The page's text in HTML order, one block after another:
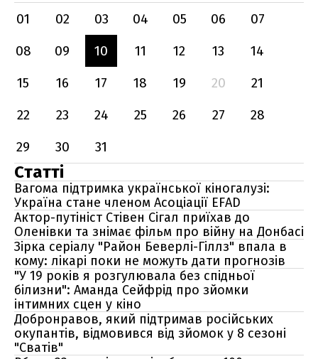
01
02 03 04 05 06
07
08
09 10 11 12 13
14
15
16 17 18 19 20
21
22
23 24 25 26 27
28
29
30 31
Статті
Вагома підтримка української кіногалузі:
Україна стане членом Асоціації EFAD
Актор-путініст Стівен Сігал приїхав до
Оленівки та знімає фільм про війну на Донбасі
Зірка серіалу "Район Беверлі-Гіллз" впала в
кому: лікарі поки не можуть дати прогнозів
"У 19 років я розгулювала без спідньої
білизни": Аманда Сейфрід про зйомки
інтимних сцен у кіно
Добронравов, який підтримав російських
окупантів, відмовився від зйомок у 8 сезоні
"Сватів"